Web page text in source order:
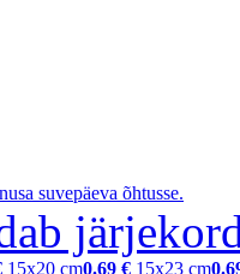
15x20 cm0.69 € 15x23 cm